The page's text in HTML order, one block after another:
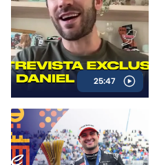
25:47